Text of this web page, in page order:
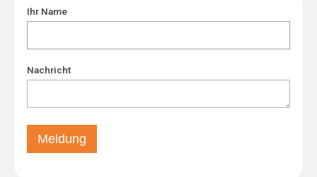
Ihr Name
Nachricht